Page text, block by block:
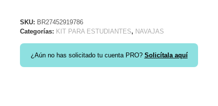
SKU: BR27452919786
Categorías: KIT PARA ESTUDIANTES, NAVAJAS
¿Aún no has solicitado tu cuenta PRO? Solicítala aquí